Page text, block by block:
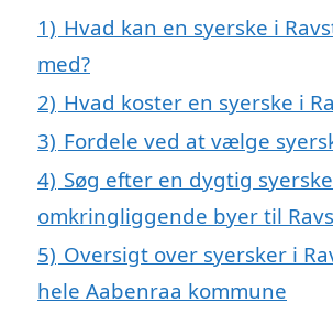
1) Hvad kan en syerske i
med?
2) Hvad koster en syerske i
3) Fordele ved at vælge
4) Søg efter en dygtig
omkringliggende byer til
5) Oversigt over syersker i
hele Aabenraa kommune